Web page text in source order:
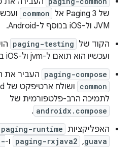
של Paging 3 אל
common
JVM ול-iOS בנוסף ל-Android.
הקוד של paging-testing
ועכשיו הוא תואם ל-jvm ול-iOS בנוסף ל-Android.
paging-compose העביר את
common
לתמיכה הרב-פלטפורמית של
androidx.compose
.
האפליקציות paging-runtime
guava
,
paging-rxjava2 ו-